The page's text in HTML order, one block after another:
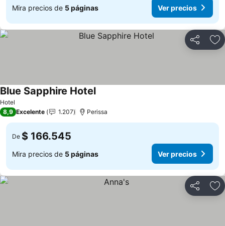
Mira precios de 5 páginas Ver precios
Compartir
Hotel
Blue Sapphire HotelVer precios
8,9 Excelente 1.207 Perissa
De $ 166.545
Mira precios de 5 páginas Ver precios
Compartir